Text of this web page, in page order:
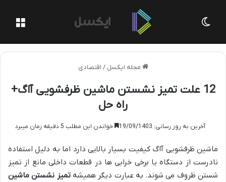
مجله ایکسل / اقتصادی
12 علت تمیز نشستن ماشین ظرفشویی آاگ+
راه حل
آخرین به روز رسانی: 19/09/1403 خواندن این مطلب 5 دقیقه زمان میبرد
ماشین ظرفشویی آاگ کیفیت بسیار بالایی دارد اما به دلیل استفاده
نادرست از دستگاه یا برخی خرابی ها در قطعات داخلی مانع از تمیز
شستن ظروف می شوند. به عبارت دیگر همیشه تمیز نشستن ماشین